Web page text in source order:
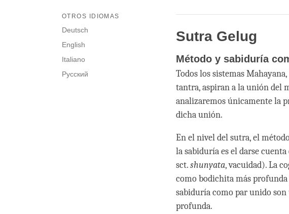
OTROS IDIOMAS
Deutsch
English
Italiano
Русский
Sutra Gelug
Método y sabiduría
Todos los sistemas
tantra, aspiran a la unión del
analizaremos únicamente la
dicha unión.
En el nivel del sutra, el
la sabiduría es el darse
sct.shunyata, vacuidad). La
como bodichita más
sabiduría como par unido
profunda.